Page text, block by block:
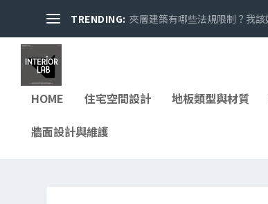
TRENDING: 夾層建築有哪些法規限制？我
HOME 住宅空間設計 地板類型與材質
牆面設計與維護